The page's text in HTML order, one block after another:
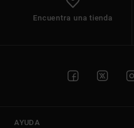
Encuentra una tienda
AYUDA